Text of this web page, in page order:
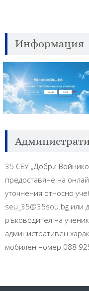
Информация
35 СЕУ „Добри
предоставяне на
уточнения относно
seu_35@35sou.bg или
ръководител на
административен
мобилен номер 088